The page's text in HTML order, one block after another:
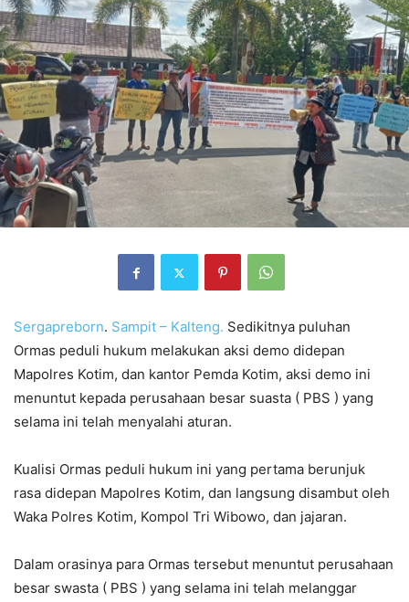
Sergapreborn. Sampit – Kalteng. Sedikitnya puluhan
Ormas peduli hukum melakukan aksi demo didepan
Mapolres Kotim, dan kantor Pemda Kotim, aksi demo ini
menuntut kepada perusahaan besar suasta ( PBS ) yang
selama ini telah menyalahi aturan.
Kualisi Ormas peduli hukum ini yang pertama berunjuk
rasa didepan Mapolres Kotim, dan langsung disambut oleh
Waka Polres Kotim, Kompol Tri Wibowo, dan jajaran.
Dalam orasinya para Ormas tersebut menuntut perusahaan
besar swasta ( PBS ) yang selama ini telah melanggar